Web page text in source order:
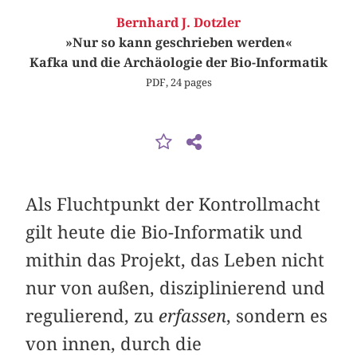
Bernhard J. Dotzler
»Nur so kann geschrieben werden«
Kafka und die Archäologie der Bio-Informatik
PDF, 24 pages
Als Fluchtpunkt der Kontrollmacht
gilt heute die Bio-Informatik und
mithin das Projekt, das Leben nicht
nur von außen, disziplinierend und
regulierend, zu erfassen, sondern es
von innen, durch die